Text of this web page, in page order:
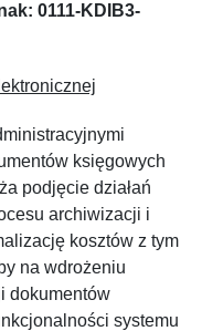
0111-KDIB3-
księgowych
podjęcie działań
archiwizacji i
kosztów z tym
na wdrożeniu
dokumentów
systemu